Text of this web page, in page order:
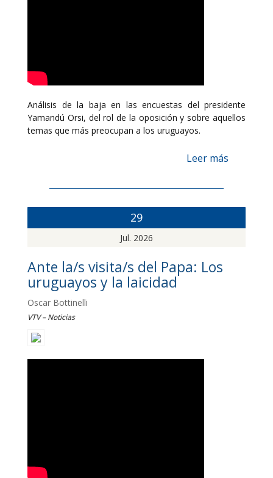
Análisis de la baja en las encuestas del presidente
Yamandú Orsi, del rol de la oposición y sobre aquellos
temas que más preocupan a los uruguayos.
Leer más
29
Jul. 2026
Ante la/s visita/s del Papa: Los
uruguayos y la laicidad
Oscar Bottinelli
VTV – Noticias